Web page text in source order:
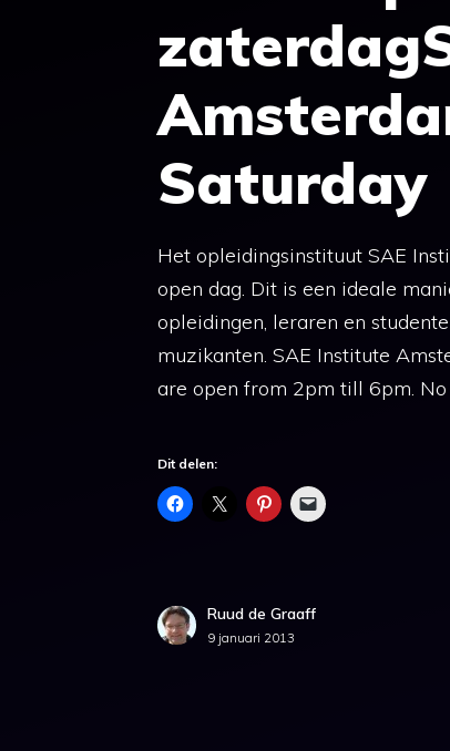
Saturday
Het opleidingsinstituut SAE
open dag. Dit is een ideale
opleidingen, leraren en
muzikanten. SAE Institute
are open from 2pm till 6pm.
Dit delen:
Ruud de Graaff
9 januari 2013